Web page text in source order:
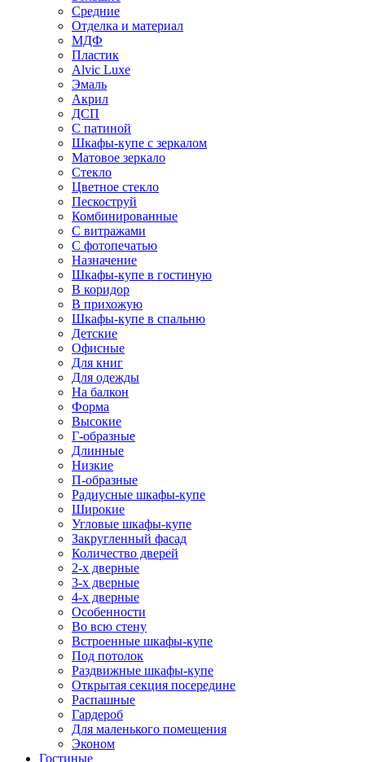
Средние
Отделка и материал
МДФ
Пластик
Alvic Luxe
Эмаль
Акрил
ДСП
С патиной
Шкафы-купе с зеркалом
Матовое зеркало
Стекло
Цветное стекло
Пескоструй
Комбинированные
С витражами
С фотопечатью
Назначение
Шкафы-купе в гостиную
В коридор
В прихожую
Шкафы-купе в спальню
Детские
Офисные
Для книг
Для одежды
На балкон
Форма
Высокие
Г-образные
Длинные
Низкие
П-образные
Радиусные шкафы-купе
Широкие
Угловые шкафы-купе
Закругленный фасад
Количество дверей
2-х дверные
3-х дверные
4-х дверные
Особенности
Во всю стену
Встроенные шкафы-купе
Под потолок
Раздвижные шкафы-купе
Открытая секция посередине
Распашные
Гардероб
Для маленького помещения
Эконом
Гостиные